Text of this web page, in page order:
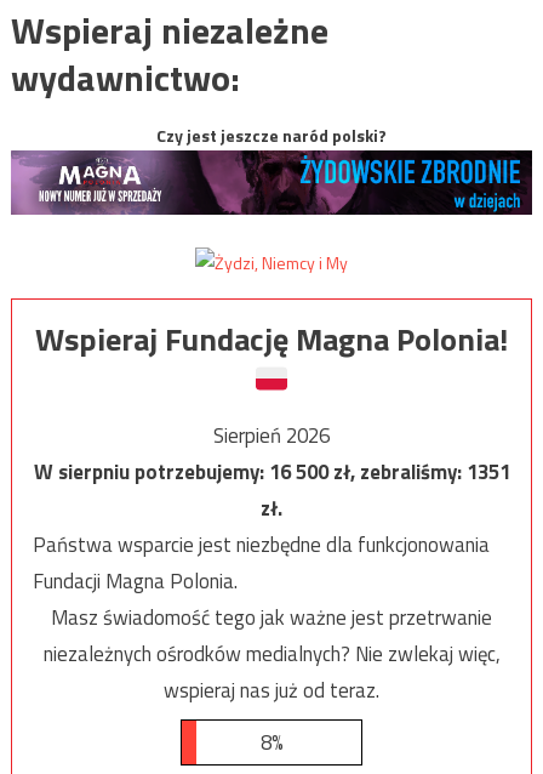
Wspieraj niezależne
wydawnictwo:
Czy jest jeszcze naród polski?
Wspieraj Fundację Magna Polonia!
Sierpień 2026
W sierpniu potrzebujemy:16 500zł, zebraliśmy:1351
zł.
Państwa wsparcie jest niezbędne dla funkcjonowania
Fundacji Magna Polonia.
Masz świadomość tego jak ważne jest przetrwanie
niezależnych ośrodków medialnych? Nie zwlekaj więc,
wspieraj nas już od teraz.
8%